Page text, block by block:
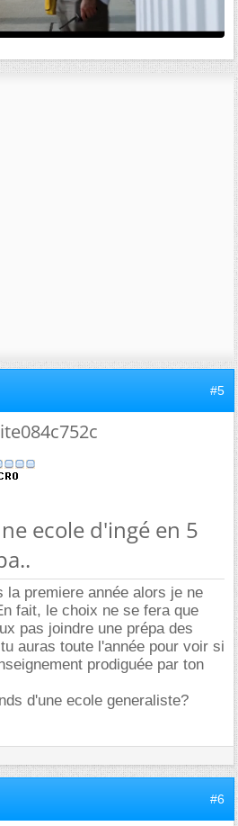
#5
ecole d'ingé en 5
premiere année alors je ne
fait, le choix ne se fera que
pas joindre une prépa des
auras toute l'année pour voir si
prodiguée par ton
d'une ecole generaliste?
#6